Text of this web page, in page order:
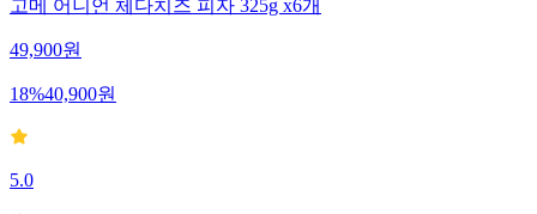
고메 어니언 체다치즈 피자 325g x6개
49,900원
18%40,900원
5.0